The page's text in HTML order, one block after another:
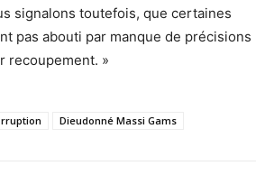
signalons toutefois, que certaines
pas abouti par manque de précisions
recoupement. »
Dieudonné Massi Gams